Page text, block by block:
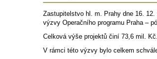
Zastupitelstvo hl. m. Prahy dne 16.
výzvy Operačního programu Praha –
Celková výše projektů činí 73,6 mil. Kč.
V rámci této výzvy bylo celkem